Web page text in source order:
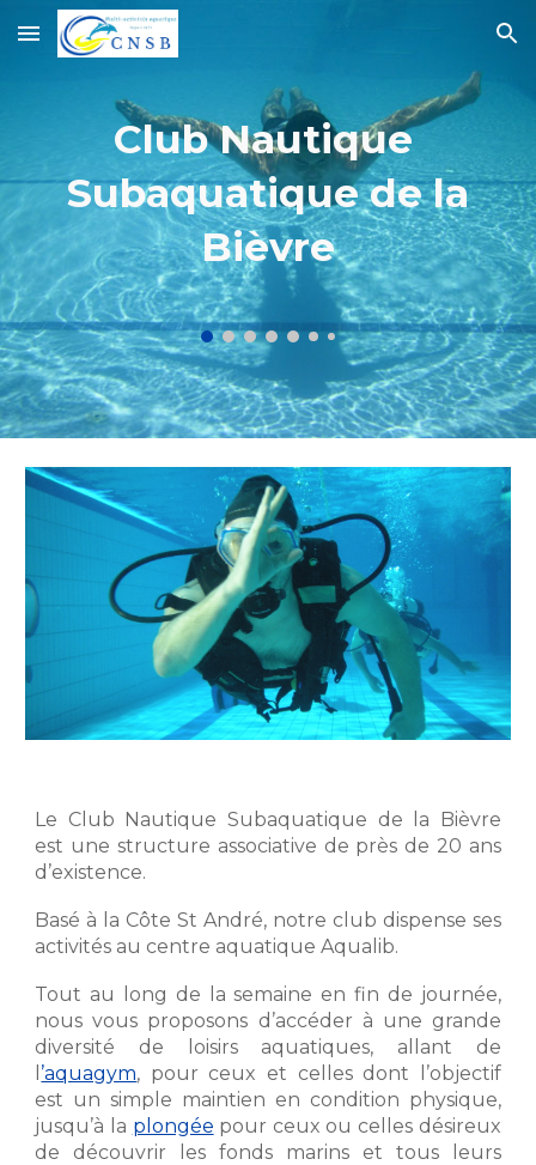
Skip to main content Skip to navigation
Club Nautique
Subaquatique de la
Bièvre
Le Club Nautique Subaquatique de la Bièvre
est une structure associative de près de 20 ans
d’existence.
Basé à la Côte St André, notre club dispense ses
activités au centre aquatique Aqualib.
Tout au long de la semaine en fin de journée,
nous vous proposons d’accéder à une grande
diversité de loisirs aquatiques, allant de
’aquagym, pour ceux et celles dont l’objectif
est un simple maintien en condition physique,
jusqu’à la plongée pour ceux ou celles désireux
de découvrir les fonds marins et tous leurs